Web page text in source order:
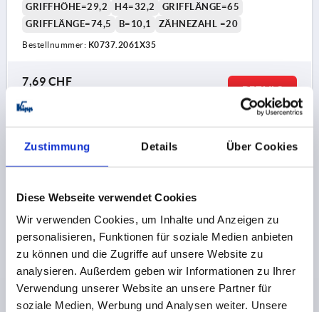
Zustimmung Details Über Cookies
Diese Webseite verwendet Cookies
Wir verwenden Cookies, um Inhalte und Anzeigen zu
personalisieren, Funktionen für soziale Medien anbieten
zu können und die Zugriffe auf unsere Website zu
analysieren. Außerdem geben wir Informationen zu Ihrer
Verwendung unserer Website an unsere Partner für
soziale Medien, Werbung und Analysen weiter. Unsere
GRIFFHÖHE=29,2
H4=32,2
GRIFFLÄNGE=65
GRIFFLÄNGE=74,5
B=10,1 ZÄHNEZAHL =20
Bestellnummer: K0737.2061X35
7,69 CHF
zzgl. Versandkosten
DETAILS
K0737
KLEMMHEBEL FLACH GR.2 M06X40, ZINK SCHWARZ
RAL9005 SEIDENMATT, KOMP:STAHL BRÜNIERT
GEWINDE=M6
GEWINDELÄNGE=40